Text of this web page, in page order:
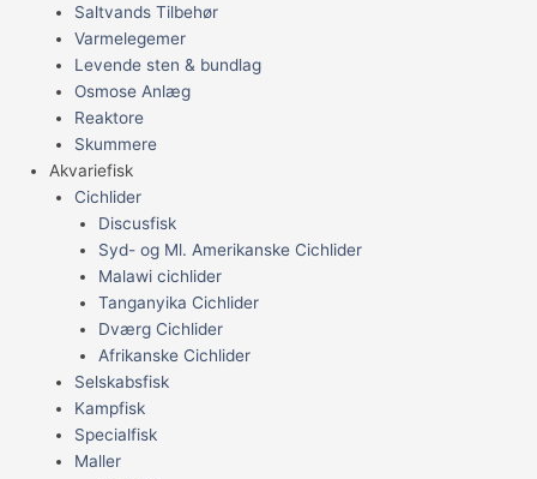
Saltvands Tilbehør
Varmelegemer
Levende sten & bundlag
Osmose Anlæg
Reaktore
Skummere
Akvariefisk
Cichlider
Discusfisk
Syd- og Ml. Amerikanske Cichlider
Malawi cichlider
Tanganyika Cichlider
Dværg Cichlider
Afrikanske Cichlider
Selskabsfisk
Kampfisk
Specialfisk
Maller